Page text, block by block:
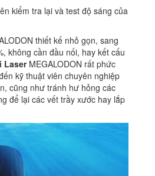
kiểm tra lại và test độ sáng của
thiết kế nhỏ gọn, sang
không cần đầu nối, hay kết cấu
LaserMEGALODON rất phức
kỹ thuật viên chuyên nghiệp
cũng như tránh hư hỏng các
để lại các vết trầy xước hay lắp